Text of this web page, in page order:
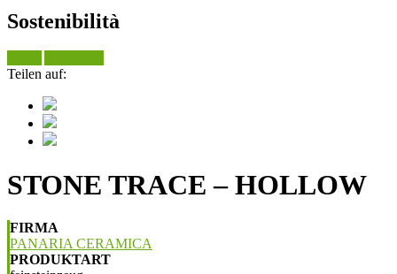
Sostenibilità
Teilen auf:
STONE TRACE – HOLLOW
FIRMA
PANARIA CERAMICA
PRODUKTART